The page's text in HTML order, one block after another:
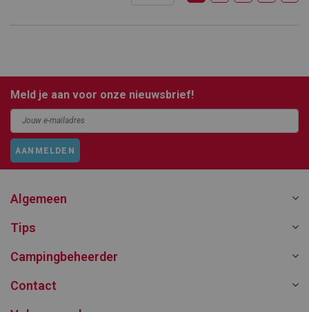
Meld je aan voor onze nieuwsbrief!
AANMELDEN
Algemeen
Tips
Campingbeheerder
Contact